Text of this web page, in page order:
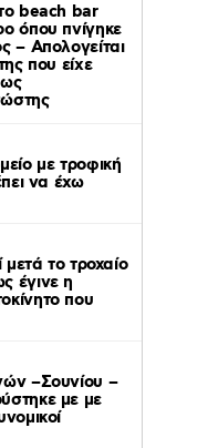
beach bar
όπου πνίγηκε
– Απολογείται
που είχε
με τροφική
να έχω
το τροχαίο
έγινε η
που
–Σουνίου –
με με